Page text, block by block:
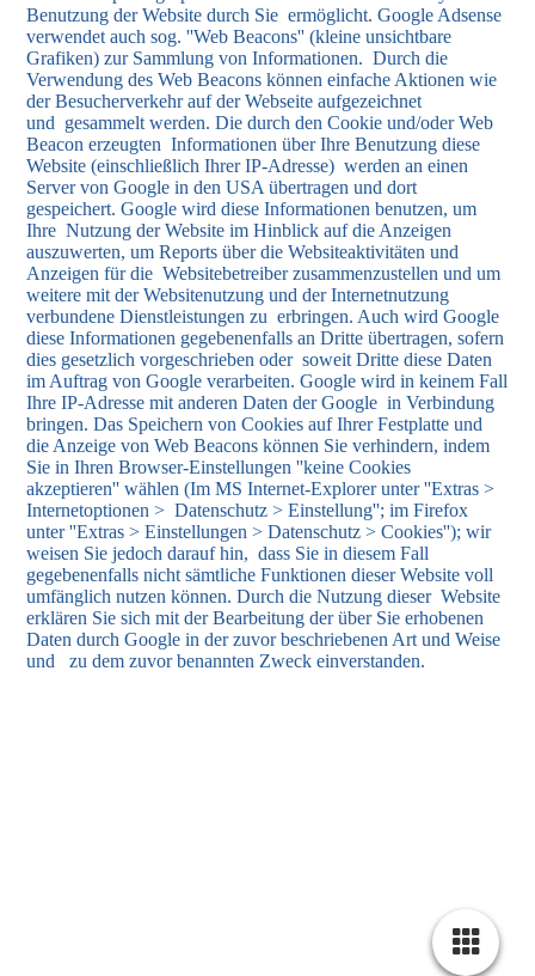
Benutzung der Website durch Sie ermöglicht. Google Adsense
verwendet auch sog. ''Web Beacons'' (kleine unsichtbare
Grafiken) zur Sammlung von Informationen. Durch die
Verwendung des Web Beacons können einfache Aktionen wie
der Besucherverkehr auf der Webseite aufgezeichnet
und gesammelt werden. Die durch den Cookie und/oder Web
Beacon erzeugten Informationen über Ihre Benutzung diese
Website (einschließlich Ihrer IP-Adresse) werden an einen
Server von Google in den USA übertragen und dort
gespeichert. Google wird diese Informationen benutzen, um
Ihre Nutzung der Website im Hinblick auf die Anzeigen
auszuwerten, um Reports über die Websiteaktivitäten und
Anzeigen für die Websitebetreiber zusammenzustellen und um
weitere mit der Websitenutzung und der Internetnutzung
verbundene Dienstleistungen zu erbringen. Auch wird Google
diese Informationen gegebenenfalls an Dritte übertragen, sofern
dies gesetzlich vorgeschrieben oder soweit Dritte diese Daten
im Auftrag von Google verarbeiten. Google wird in keinem Fall
Ihre IP-Adresse mit anderen Daten der Google in Verbindung
bringen. Das Speichern von Cookies auf Ihrer Festplatte und
die Anzeige von Web Beacons können Sie verhindern, indem
Sie in Ihren Browser-Einstellungen ''keine Cookies
akzeptieren'' wählen (Im MS Internet-Explorer unter ''Extras >
Internetoptionen > Datenschutz > Einstellung''; im Firefox
unter ''Extras > Einstellungen > Datenschutz > Cookies''); wir
weisen Sie jedoch darauf hin, dass Sie in diesem Fall
gegebenenfalls nicht sämtliche Funktionen dieser Website voll
umfänglich nutzen können. Durch die Nutzung dieser Website
erklären Sie sich mit der Bearbeitung der über Sie erhobenen
Daten durch Google in der zuvor beschriebenen Art und Weise
und zu dem zuvor benannten Zweck einverstanden.